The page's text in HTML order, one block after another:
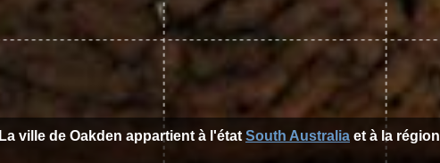
La ville de Oakden appartient à l'étatSouth Australia et à la région